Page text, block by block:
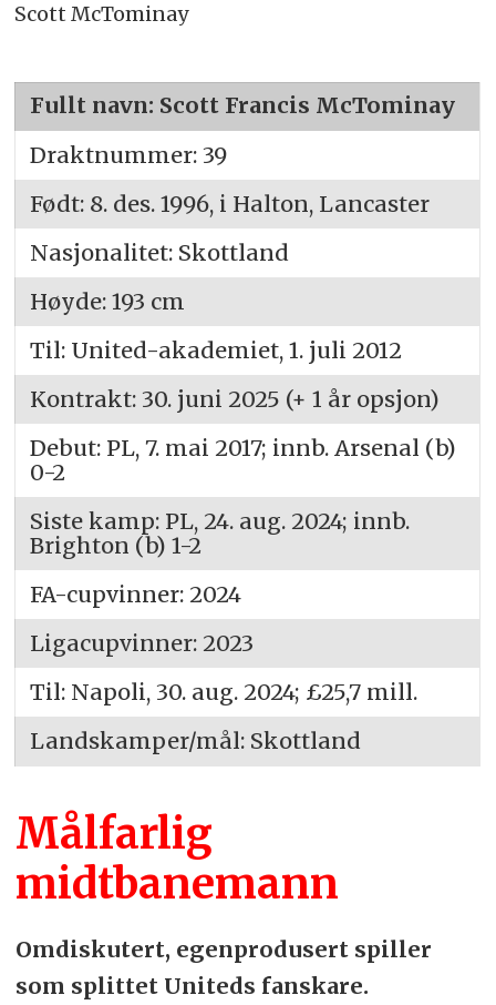
Scott McTominay
Fullt navn: Scott Francis McTominay
Draktnummer: 39
Født: 8. des. 1996, i Halton, Lancaster
Nasjonalitet: Skottland
Høyde: 193 cm
Til: United-akademiet, 1. juli 2012
Kontrakt: 30. juni 2025 (+ 1 år opsjon)
Debut: PL, 7. mai 2017; innb. Arsenal (b)
0-2
Siste kamp: PL, 24. aug. 2024; innb.
Brighton (b) 1-2
FA-cupvinner: 2024
Ligacupvinner: 2023
Til: Napoli, 30. aug. 2024; £25,7 mill.
Landskamper/mål: Skottland
Målfarlig
midtbanemann
Omdiskutert, egenprodusert spiller
som splittet Uniteds fanskare.